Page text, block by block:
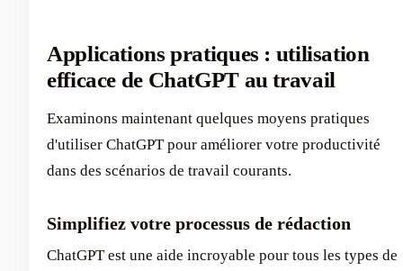
Applications pratiques : utilisation
efficace de ChatGPT au travail
Examinons maintenant quelques moyens pratiques
d'utiliser ChatGPT pour améliorer votre productivité
dans des scénarios de travail courants.
Simplifiez votre processus de rédaction
ChatGPT est une aide incroyable pour tous les types de